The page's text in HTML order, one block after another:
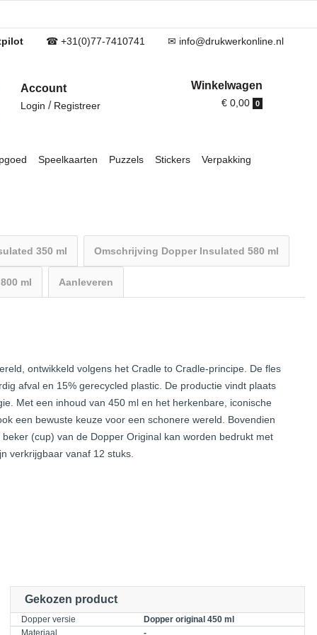
☎ +31(0)77-7410741 ✉ info@drukwerkonline.nl
Account
Login / Registreer
Winkelwagen
€ 0,00 0
Speelkaarten Puzzels Stickers Verpakking
350 ml Omschrijving Dopper Insulated 580 ml
ml Aanleveren
ontwikkeld volgens het Cradle to Cradle-principe. De fles
afval en 15% gerecycled plastic. De productie vindt plaats
Met een inhoud van 450 ml en het herkenbare, iconische
een bewuste keuze voor een schonere wereld. Bovendien
(cup) van de Dopper Original kan worden bedrukt met
verkrijgbaar vanaf 12 stuks.
Gekozen product
Dopper versie
Dopper original 450 ml